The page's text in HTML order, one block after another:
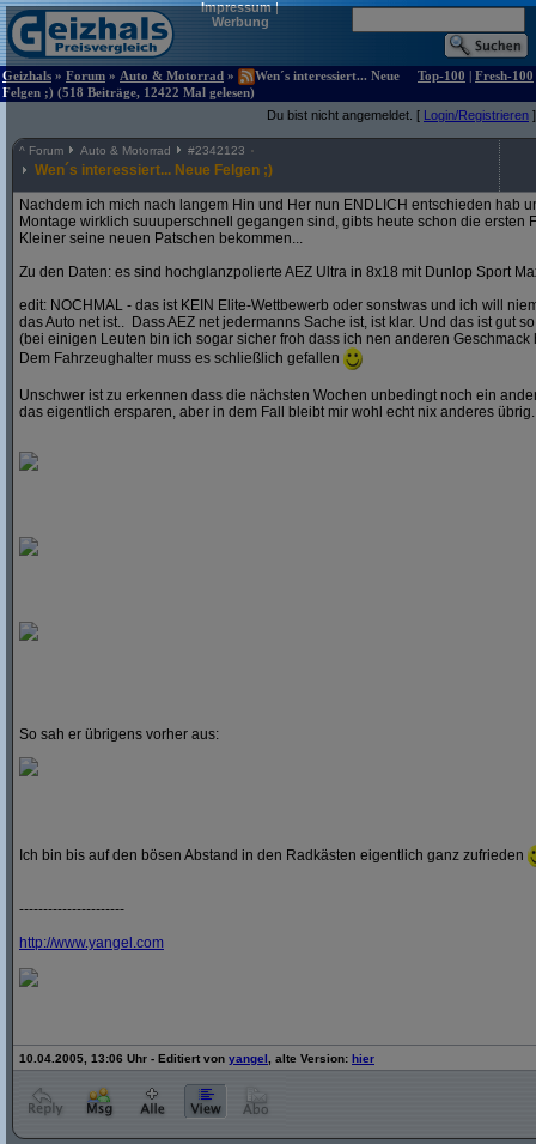
Impressum|
Werbung
Geizhals » Forum » Auto & Motorrad »
Wen´s interessiert... Neue
Felgen ;) (518 Beiträge, 12422 Mal gelesen)
Top-100 | Fresh-100
Du bist nicht angemeldet. [ Login/Registrieren ]
^ Forum Auto & Motorrad #2342123
Wen´s interessiert... Neue Felgen ;)
Nachdem ich mich nach langem Hin und Her nun ENDLICH entschieden hab
Montage wirklich suuuperschnell gegangen sind, gibts heute schon die ersten
Kleiner seine neuen Patschen bekommen...
Zu den Daten: es sind hochglanzpolierte AEZ Ultra in 8x18 mit Dunlop Sport
edit: NOCHMAL - das ist KEIN Elite-Wettbewerb oder sonstwas und ich will
das Auto net ist.. Dass AEZ net jedermanns Sache ist, ist klar. Und das ist gut
(bei einigen Leuten bin ich sogar sicher froh dass ich nen anderen Geschmack
Dem Fahrzeughalter muss es schließlich gefallen
Unschwer ist zu erkennen dass die nächsten Wochen unbedingt noch ein
das eigentlich ersparen, aber in dem Fall bleibt mir wohl echt nix anderes
So sah er übrigens vorher aus:
Ich bin bis auf den bösen Abstand in den Radkästen eigentlich ganz zufrieden
----------------------
http://www.yangel.com
10.04.2005, 13:06 Uhr - Editiert von yangel , alte Version: hier